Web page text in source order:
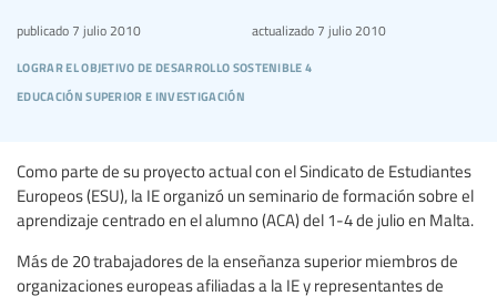
lograr el objetivo de desarrollo sostenible 4
educación superior e investigación
publicado 7 julio 2010 actualizado7 julio 2010
Como parte de su proyecto actual con el Sindicato de Estudiantes
Europeos (ESU), la IE organizó un seminario de formación sobre el
aprendizaje centrado en el alumno (ACA) del 1-4 de julio en Malta.
Más de 20 trabajadores de la enseñanza superior miembros de
organizaciones europeas afiliadas a la IE y representantes de